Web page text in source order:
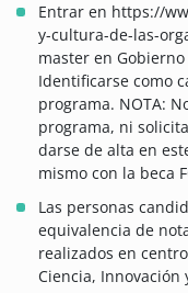
Entrar en https://
y-cultura-de-las-
master en
Identificarse como
programa. NOTA:
programa, ni
darse de alta en
mismo con la beca
Las personas
equivalencia de
realizados en
Ciencia, Innovación